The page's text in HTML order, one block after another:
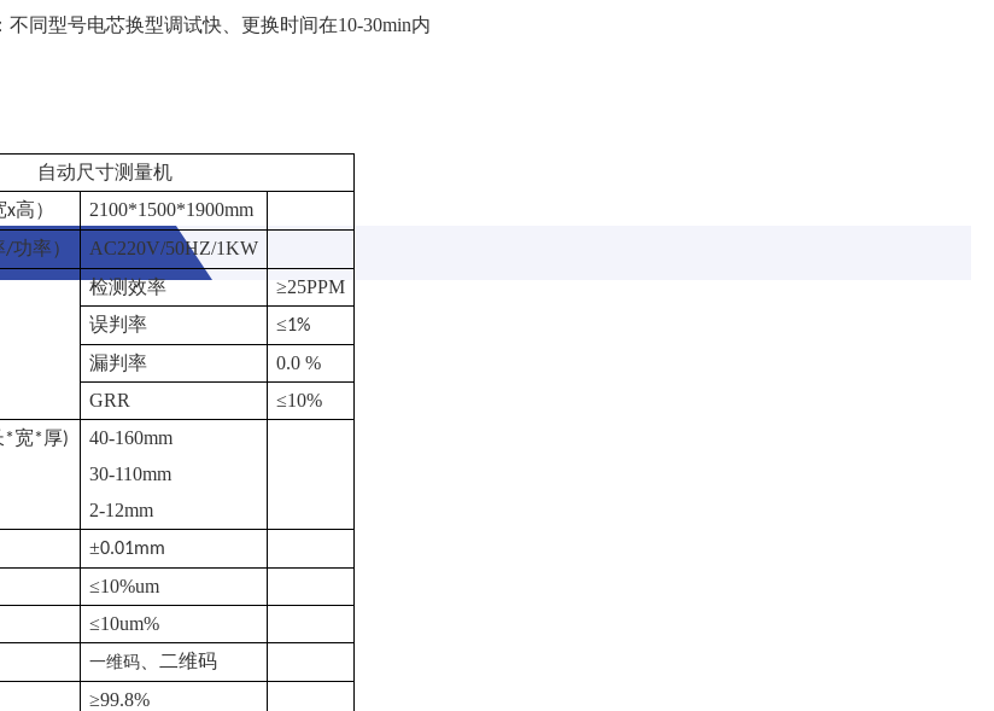
不同型号电芯换型调试快 、更换时间在10-30min内
自动尺寸测量机
x高）
2100*1500*1900mm
/功率）
AC220V/50HZ/1KW
检测效率
≥25PPM
误判率
≤1%
漏判率
0.0 %
GRR
≤10%
*宽* 厚)
40-160mm
30-110mm
2-12mm
±0.01mm
≤10%um
≤10um%
一维码 、二维码
≥99.8%